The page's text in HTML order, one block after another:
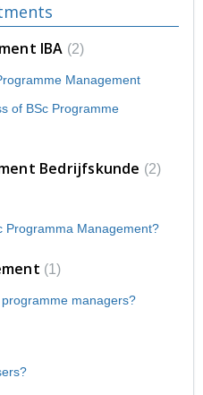
IBA 2
Management
of BSc Programme
Bedrijfskunde 2
Programma Management?
1
managers?